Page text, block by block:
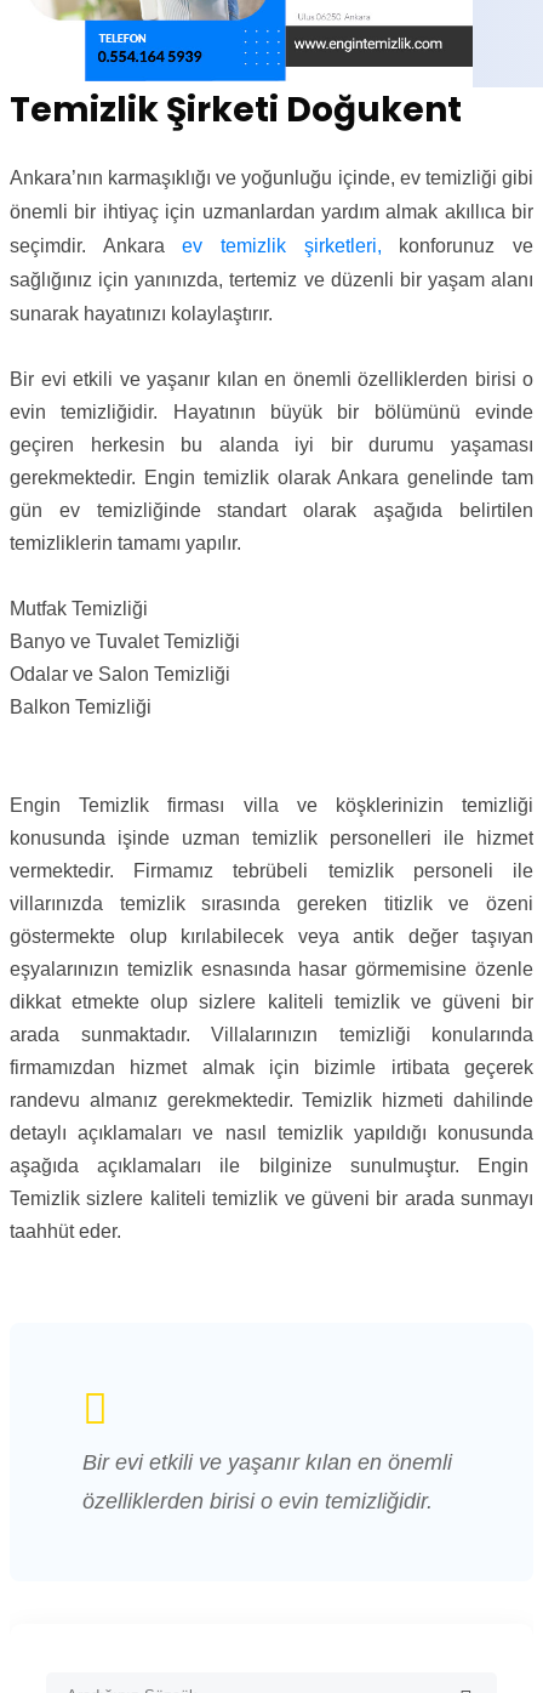
Temizlik Şirketi Doğukent
Ankara’nın karmaşıklığı ve yoğunluğu içinde, ev temizliği gibi
önemli bir ihtiyaç için uzmanlardan yardım almak akıllıca bir
seçimdir. Ankaraev temizlik şirketleri, konforunuz ve
sağlığınız için yanınızda, tertemiz ve düzenli bir yaşam alanı
sunarak hayatınızı kolaylaştırır.
Bir evi etkili ve yaşanır kılan en önemli özelliklerden birisi o
evin temizliğidir. Hayatının büyük bir bölümünü evinde
geçiren herkesin bu alanda iyi bir durumu yaşaması
gerekmektedir. Engin temizlik olarak Ankara genelinde tam
gün ev temizliğinde standart olarak aşağıda belirtilen
temizliklerin tamamı yapılır.
Mutfak Temizliği
Banyo ve Tuvalet Temizliği
Odalar ve Salon Temizliği
Balkon Temizliği
Engin Temizlik firması villa ve köşklerinizin temizliği
konusunda işinde uzman temizlik personelleri ile hizmet
vermektedir. Firmamız tebrübeli temizlik personeli ile
villarınızda temizlik sırasında gereken titizlik ve özeni
göstermekte olup kırılabilecek veya antik değer taşıyan
eşyalarınızın temizlik esnasında hasar görmemisine özenle
dikkat etmekte olup sizlere kaliteli temizlik ve güveni bir
arada sunmaktadır. Villalarınızın temizliği konularında
firmamızdan hizmet almak için bizimle irtibata geçerek
randevu almanız gerekmektedir. Temizlik hizmeti dahilinde
detaylı açıklamaları ve nasıl temizlik yapıldığı konusunda
aşağıda açıklamaları ile bilginize sunulmuştur. Engin
Temizlik sizlere kaliteli temizlik ve güveni bir arada sunmayı
taahhüt eder.
Bir evi etkili ve yaşanır kılan en önemli
özelliklerden birisi o evin temizliğidir.